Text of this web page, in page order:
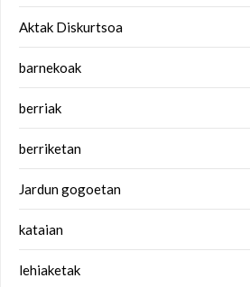
Aktak Diskurtsoa
barnekoak
berriak
berriketan
Jardun gogoetan
kataian
lehiaketak